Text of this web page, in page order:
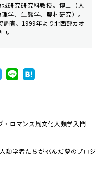
研究研究科教授。博士（人
学、生態学、農村研究）。
調査、1999年より北西部カオ
。
ロマンス風文化人類学入門
類学者たちが挑んだ夢のプロジ